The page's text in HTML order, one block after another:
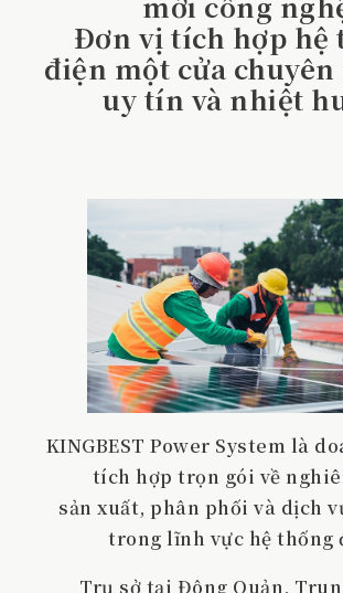
Đơn vị tích hợp hệ
điện một cửa
uy tín và nhiệt
KINGBEST Power System là
tích hợp trọn gói về
sản xuất, phân phối và dịch
trong lĩnh vực hệ thống
Trụ sở tại Đông Quản,